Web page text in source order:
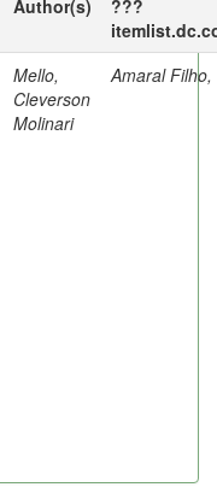
Author(s)
???
Mello,
Cleverson
Molinari
Amaral